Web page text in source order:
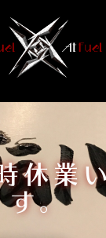
休業
す。